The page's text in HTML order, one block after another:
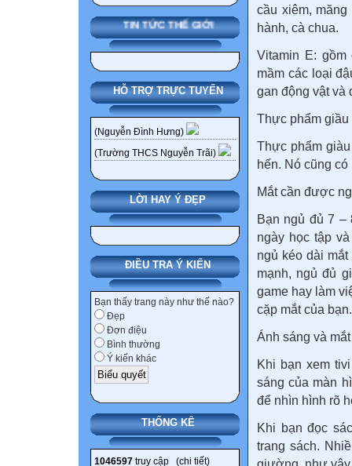
TIN TỨC THẾ GIỚI
HỖ TRỢ TRỰC TUYẾN
(Nguyễn Đình Hưng)
(Trường THCS Nguyễn Trãi)
LỜI HAY Ý ĐẸP
ĐIỀU TRA Ý KIẾN
Bạn thấy trang này như thế nào?
Đẹp
Đơn điệu
Bình thường
Ý kiến khác
THỐNG KÊ
1046597 truy cập (chi tiết)
cầu xiêm,
hành, cà chua.
Vitamin E:
mầm các loại
gan động vật và
Thực phẩm giầu
Thực phẩm
hến. Nó cũng
Mắt cần được
Bạn ngủ đủ 7 –
ngày học tập
ngủ kéo dài
mạnh, ngủ đủ
game hay làm
cặp mắt của bạn.
Ánh sáng và mắt
Khi bạn xem
sáng của màn
để nhìn hình rõ
Khi bạn đọc
trang sách.